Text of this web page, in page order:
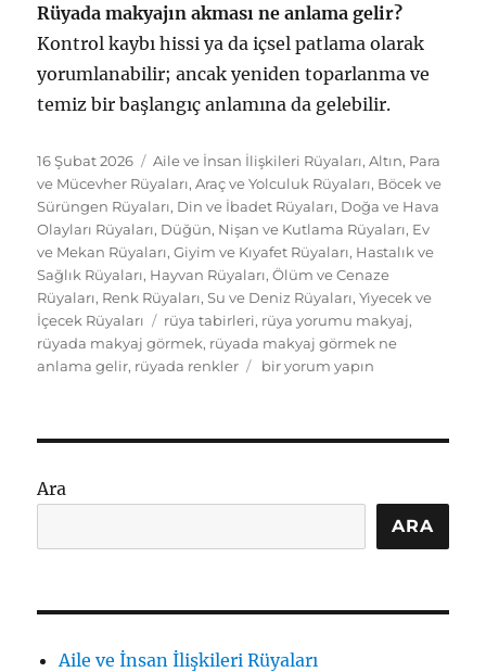
Rüyada makyajın akması ne anlama gelir?
Kontrol kaybı hissi ya da içsel patlama olarak
yorumlanabilir; ancak yeniden toparlanma ve
temiz bir başlangıç anlamına da gelebilir.
Yayın
tarihi
16 Şubat 2026 Kategoriler
Aile ve İnsan İlişkileri Rüyaları,Altın, Para
ve Mücevher Rüyaları,Araç ve Yolculuk Rüyaları, Böcek ve
Sürüngen Rüyaları, Din ve İbadet Rüyaları, Doğa ve Hava
Olayları Rüyaları, Düğün, Nişan ve Kutlama Rüyaları, Ev
ve Mekan Rüyaları,Giyim ve Kıyafet Rüyaları, Hastalık ve
Sağlık Rüyaları, Hayvan Rüyaları,Ölüm ve Cenaze
Rüyaları, Renk Rüyaları,Su ve Deniz Rüyaları,Yiyecek ve
İçecek Rüyaları
Etiketler
rüya tabirleri, rüya yorumu makyaj,
rüyada makyaj görmek, rüyada makyaj görmek ne
anlama gelir, rüyada renkler
Rüyada
Renkler
Duygular
bir yorum yapın
Ara
ARA
Aile ve İnsan İlişkileri Rüyaları